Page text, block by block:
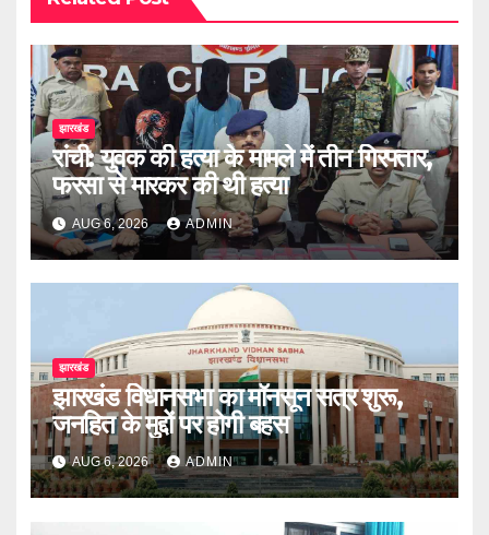
झारखंड
रांची: युवक की हत्या के मामले में तीन गिरफ्तार,
फरसा से मारकर की थी हत्या
AUG 6, 2026 ADMIN
झारखंड
झारखंड विधानसभा का मॉनसून सत्र शुरू,
जनहित के मुद्दों पर होगी बहस
AUG 6, 2026 ADMIN